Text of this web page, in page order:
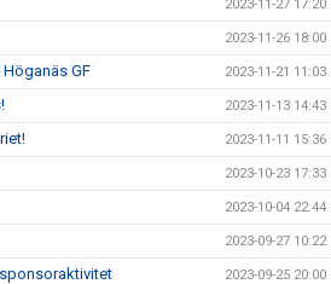
2023-11-27 17:20
2023-11-26 18:00
GF 2023-11-21 11:03
2023-11-13 14:43
2023-11-11 15:36
2023-10-23 17:33
2023-10-04 22:44
2023-09-27 10:22
2023-09-25 20:00